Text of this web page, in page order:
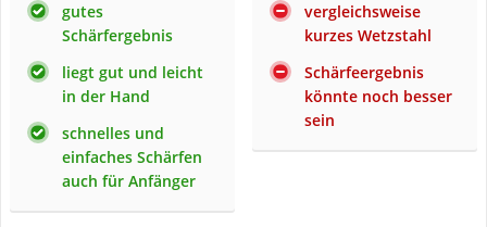
gutes
Schärfergebnis
liegt gut und leicht
in der Hand
schnelles und
einfaches Schärfen
auch für Anfänger
vergleichsweise
kurzes Wetzstahl
Schärfeergebnis
könnte noch besser
sein